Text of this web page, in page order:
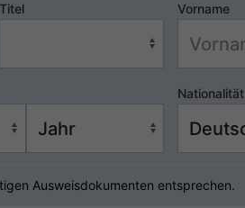
Titel Vorname
Nationalität
Ausweisdokumenten entsprechen.